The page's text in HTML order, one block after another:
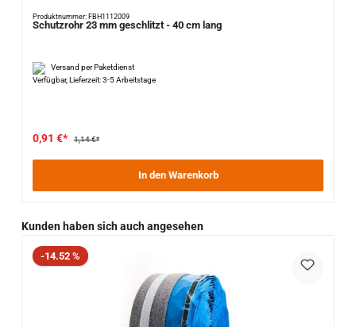
Produktnummer: FBH1112009
Schutzrohr 23 mm geschlitzt - 40 cm lang
Versand per Paketdienst
Verfügbar, Lieferzeit: 3-5 Arbeitstage
0,91 €* 1,14 €*
In den Warenkorb
Produktgalerie überspringen
Kunden haben sich auch angesehen
Rabatt
-14.52 %